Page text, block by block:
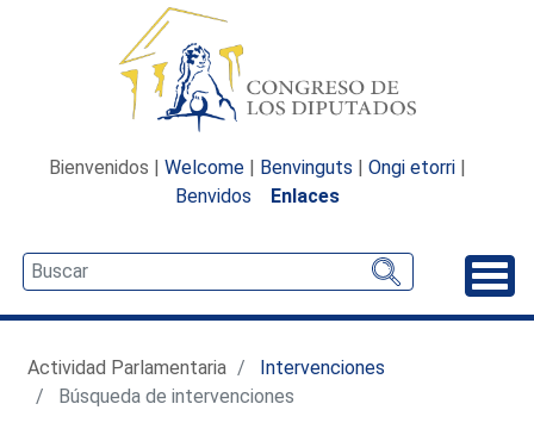
Bienvenidos | Welcome | Benvinguts | Ongi etorri |
Benvidos
Enlaces
Actividad Parlamentaria
Intervenciones
Búsqueda de intervenciones